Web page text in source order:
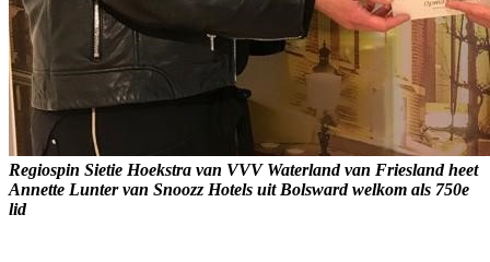
Regiospin Sietie Hoekstra van VVV Waterland van Friesland heet
Annette Lunter van Snoozz Hotels uit Bolsward welkom als 750e
lid